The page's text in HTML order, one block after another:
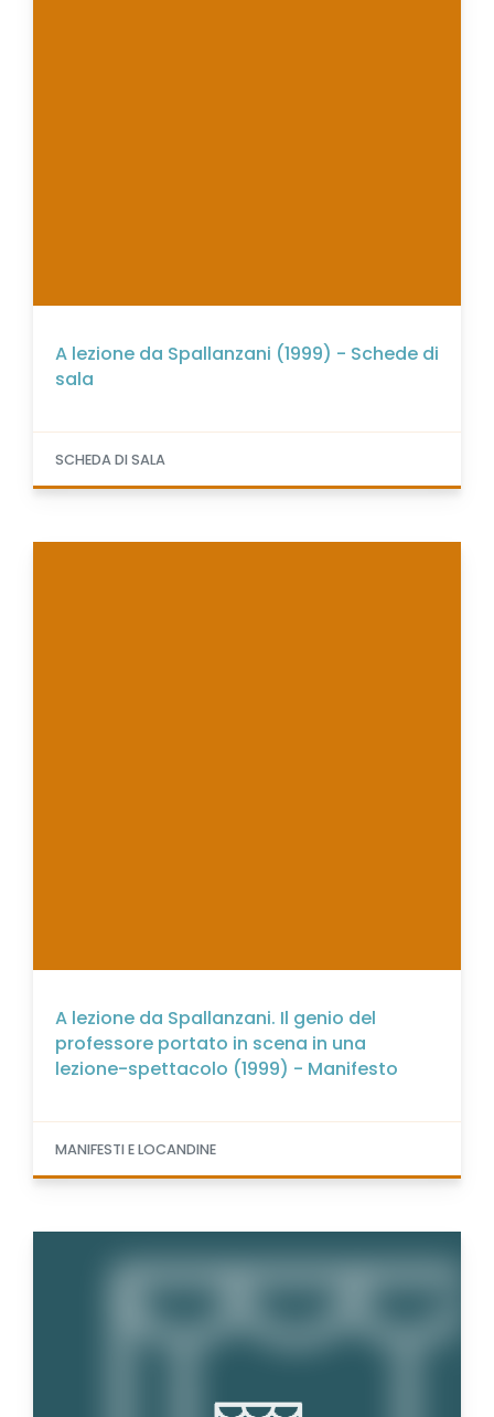
A lezione da Spallanzani (1999) - Schede di
sala
SCHEDA DI SALA
A lezione da Spallanzani. Il genio del
professore portato in scena in una
lezione-spettacolo (1999) - Manifesto
MANIFESTI E LOCANDINE